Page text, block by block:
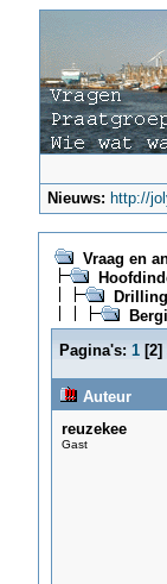
Nieuws: http://
Vraag en
Pagina's: 1[2]
Auteur
reuzekee
Gast